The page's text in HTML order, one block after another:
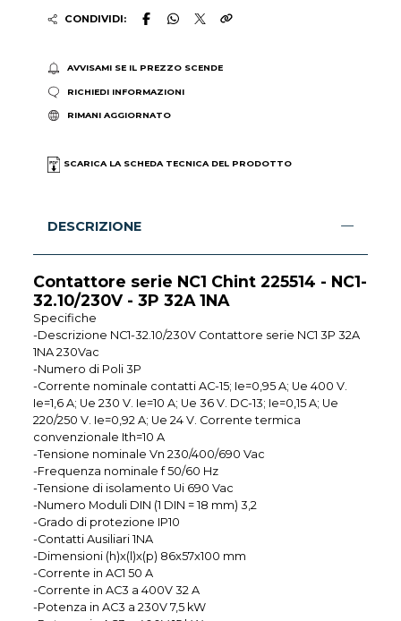
CONDIVIDI:
AVVISAMI SE IL PREZZO SCENDE
RICHIEDI INFORMAZIONI
RIMANI AGGIORNATO
SCARICA LA SCHEDA TECNICA DEL PRODOTTO
DESCRIZIONE
Contattore serie NC1 Chint 225514 - NC1-
32.10/230V - 3P 32A 1NA
Specifiche
-Descrizione NC1-32.10/230V Contattore serie NC1 3P 32A
1NA 230Vac
-Numero di Poli 3P
-Corrente nominale contatti AC-15; Ie=0,95 A; Ue 400 V.
Ie=1,6 A; Ue 230 V. Ie=10 A; Ue 36 V. DC-13; Ie=0,15 A; Ue
220/250 V. Ie=0,92 A; Ue 24 V. Corrente termica
convenzionale Ith=10 A
-Tensione nominale Vn 230/400/690 Vac
-Frequenza nominale f 50/60 Hz
-Tensione di isolamento Ui 690 Vac
-Numero Moduli DIN (1 DIN = 18 mm) 3,2
-Grado di protezione IP10
-Contatti Ausiliari 1NA
-Dimensioni (h)x(l)x(p) 86x57x100 mm
-Corrente in AC1 50 A
-Corrente in AC3 a 400V 32 A
-Potenza in AC3 a 230V 7,5 kW